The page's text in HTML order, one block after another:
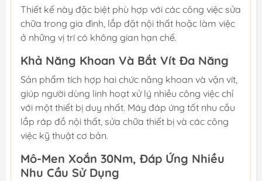
Thiết kế này đặc biệt phù hợp với các công việc sửa
chữa trong gia đình, lắp đặt nội thất hoặc làm việc
ở những vị trí có không gian hạn chế.
Khả Năng Khoan Và Bắt Vít Đa Năng
Sản phẩm tích hợp hai chức năng khoan và vặn vít,
giúp người dùng linh hoạt xử lý nhiều công việc chỉ
với một thiết bị duy nhất. Máy đáp ứng tốt nhu cầu
lắp ráp đồ nội thất, sửa chữa thiết bị và các công
việc kỹ thuật cơ bản.
Mô-Men Xoắn 30Nm, Đáp Ứng Nhiều
Nhu Cầu Sử Dụng